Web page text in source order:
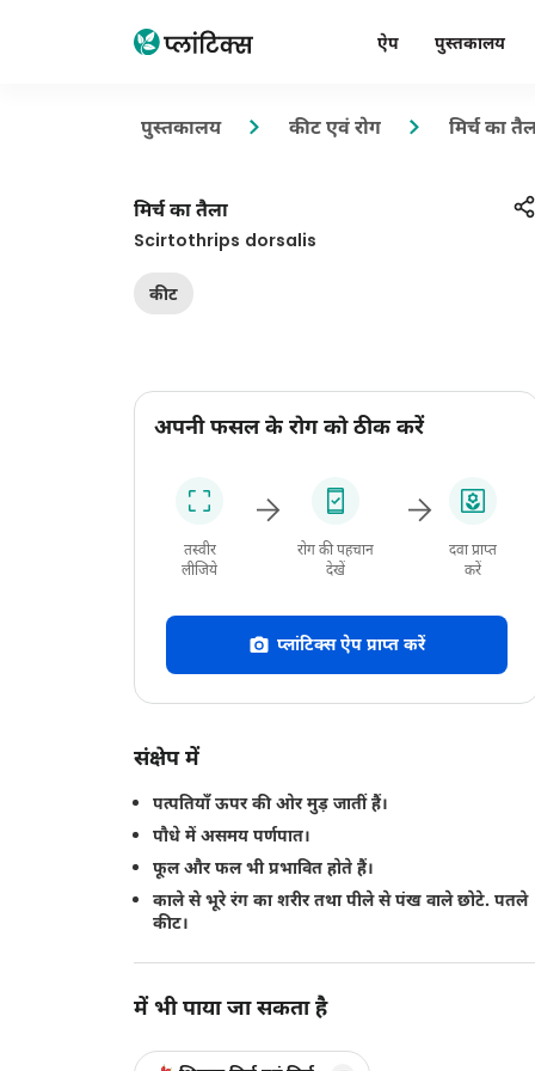
ऐप पुस्तकालय
पुस्तकालय कीट एवं रोग मिर्च का
मिर्च का तैला
Scirtothrips dorsalis
कीट
अपनी फसल के रोग को ठीक करें
तस्वीर
लीजिये
रोग की पहचान
देखें
दवा प्राप्त
करें
प्लांटिक्स ऐप प्राप्त करें
संक्षेप में
पत्पतियाँ ऊपर की ओर मुड़ जातीं हैं।
पौधे में असमय पर्णपात।
फूल और फल भी प्रभावित होते हैं।
काले से भूरे रंग का शरीर तथा पीले से पंख वाले छोटे. पतले
कीट।
में भी पाया जा सकता है